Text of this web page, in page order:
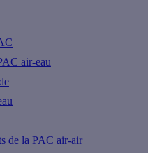
air-eau
de la PAC air-air